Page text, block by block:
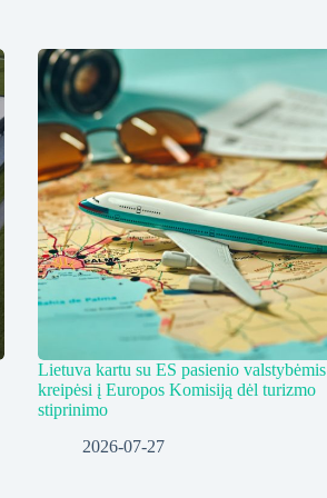
Lietuva kartu su ES pasienio valstybėmis
kreipėsi į Europos Komisiją dėl turizmo
stiprinimo
2026-07-27